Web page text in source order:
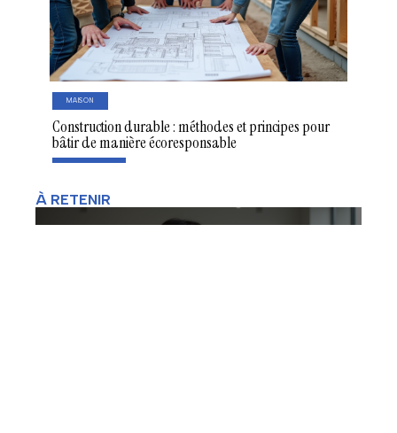
MAISON
Construction durable : méthodes et principes pour
bâtir de manière écoresponsable
À RETENIR